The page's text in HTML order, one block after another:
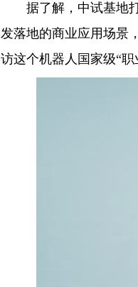
据了解，中试基地打
发落地的商业应用场景
访这个机器人国家级“职